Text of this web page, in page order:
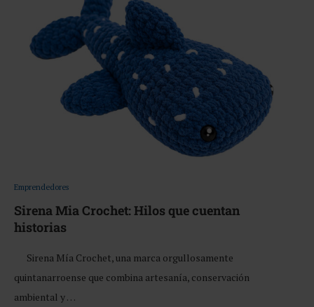
Emprendedores
Sirena Mia Crochet: Hilos que cuentan
historias
Sirena Mía Crochet, una marca orgullosamente
quintanarroense que combina artesanía, conservación
ambiental y …